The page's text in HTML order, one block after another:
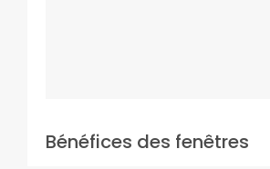
Bénéfices des fenêtres